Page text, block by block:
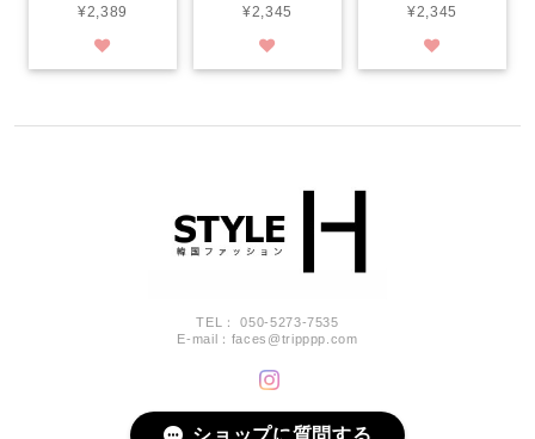
¥2,389
¥2,345
¥2,345
TEL： 050-5273-7535
E-mail： faces@tripppp.com
ショップに質問する